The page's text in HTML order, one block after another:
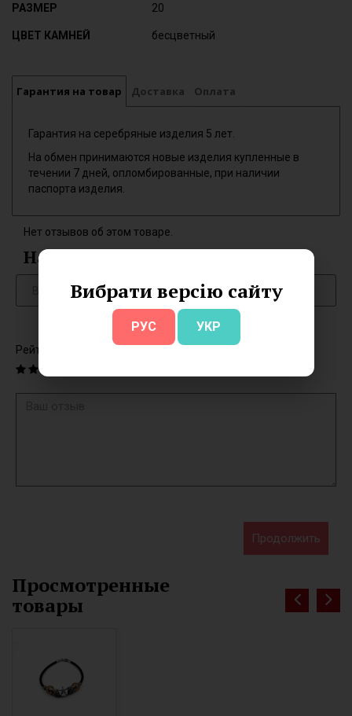
Вибрати версію сайту
РУС УКР
РАЗМЕР 20
ЦВЕТ КАМНЕЙ бесцветный
Гарантия на товар Доставка Оплата
Гарантия на серебряные изделия 5 лет.
На обмен принимаются новые изделия купленные в
течении 7 дней, опломбированные, при наличии
паспорта изделия.
Нет отзывов об этом товаре.
Написать отзыв
Рейтинг
Продолжить
Просмотренные
товары